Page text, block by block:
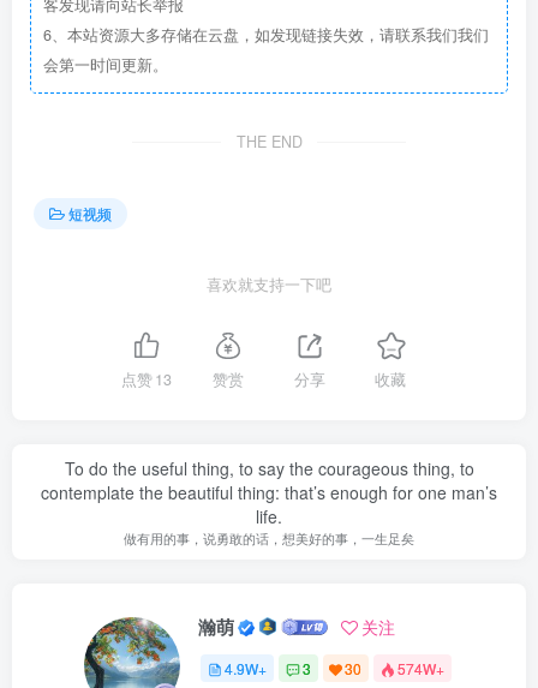
6、本站资源大多存储在云盘，如发现链接失效，请联系我们我们
会第一时间更新。
THE END
短视频
喜欢就支持一下吧
点赞13 赞赏 分享 收藏
To do the useful thing, to say the courageous thing, to
contemplate the beautiful thing: that’s enough for one man’s
life.
做有用的事，说勇敢的话，想美好的事，一生足矣
瀚萌 关注
4.9W+ 3 30 574W+